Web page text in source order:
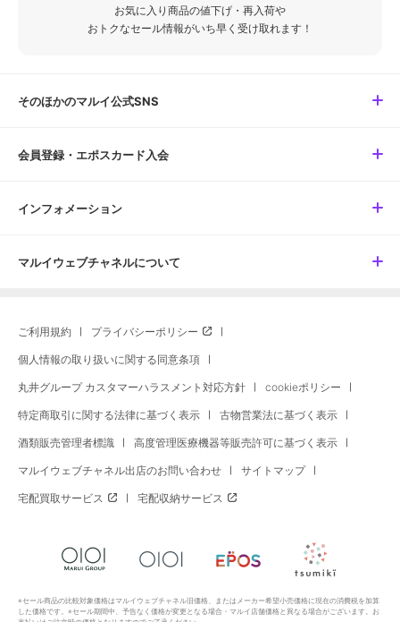
お気に入り商品の値下げ・再入荷や
おトクなセール情報がいち早く受け取れます！
そのほかのマルイ公式SNS
会員登録・エポスカード入会
インフォメーション
マルイウェブチャネルについて
ご利用規約 プライバシーポリシー
個人情報の取り扱いに関する同意条項
丸井グループ カスタマーハラスメント対応方針 cookieポリシー
特定商取引に関する法律に基づく表示 古物営業法に基づく表示
酒類販売管理者標識 高度管理医療機器等販売許可に基づく表示
マルイウェブチャネル出店のお問い合わせ サイトマップ
宅配買取サービス 宅配収納サービス
※セール商品の比較対象価格はマルイウェブチャネル旧価格、またはメーカー希望小売価格に現在の消費税を加算
した価格です。※セール期間中、予告なく価格が変更となる場合・マルイ店舗価格と異なる場合がございます。お